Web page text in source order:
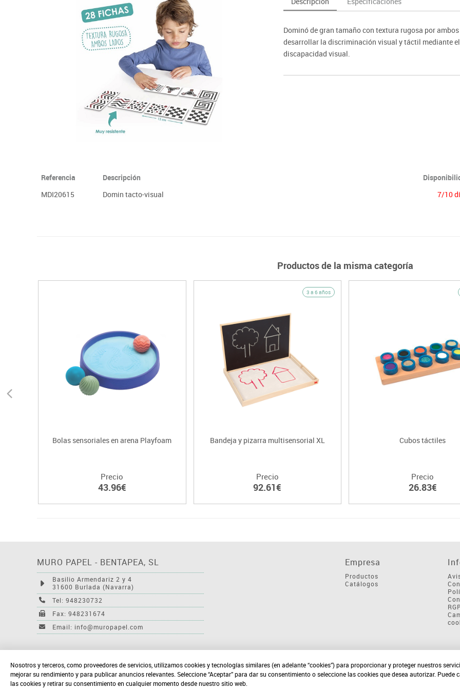
Informática
Manualidades
Material escolar
Plastifica, encuaderna, destruye
Juegos heurísticos
Juegos de mesa
Juegos simbólicos
Pizarras, vitrinas y expositores
Sillas, bancos y taburetes
Deportes raqueta
Protección deportiva
Psicomotricidad
Monitores interactivos
Pantallas de proyección
Dominó de gran tamaño con textura rugosa por
desarrollar la discriminación visual y táctil mediante
discapacidad visual.
Referencia Descripción
MDI20615
Domin tacto-visual 7/10
Productos de la misma categoría
Bolas sensoriales en arena Playfoam
Precio
43.96€
3 a 6 años
Bandeja y pizarra multisensorial XL
Precio
92.61€
Cubos táctiles
Precio
26.83€
MURO PAPEL - BENTAPEA, SL
Basilio Armendariz 2 y 4
31600 Burlada (Navarra)
Tel: 948230732
Fax: 948231674
Email: info@muropapel.com
Empresa
Productos
Catálogos
Nosotros y terceros, como proveedores de servicios, utilizamos cookies y tecnologías similares (en adelante “cookies”) para proporcionar y proteger nuestros
mejorar su rendimiento y para publicar anuncios relevantes. Seleccione “Aceptar” para dar su consentimiento o seleccione las cookies que desea autorizar. Puede
las cookies y retirar su consentimiento en cualquier momento desde nuestro sitio web.